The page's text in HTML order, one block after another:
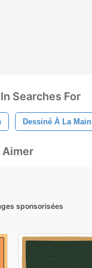
Searches For
Dessiné À La Main
Aimer
sponsorisées